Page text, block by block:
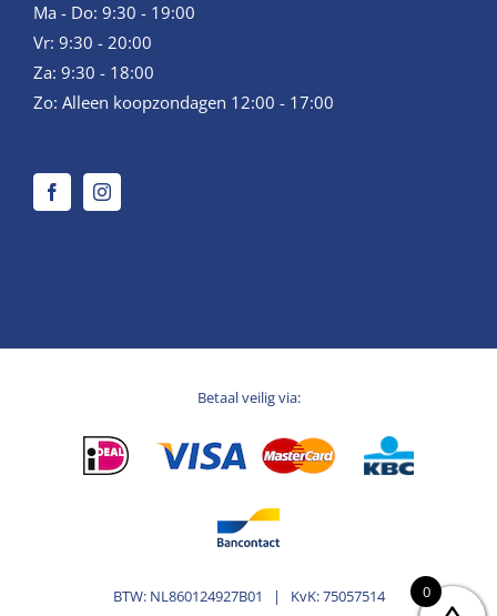
Ma - Do: 9:30 - 19:00
Vr: 9:30 - 20:00
Za: 9:30 - 18:00
Zo: Alleen koopzondagen 12:00 - 17:00
Betaal veilig via:
BTW: NL860124927B01 | KvK: 75057514 0